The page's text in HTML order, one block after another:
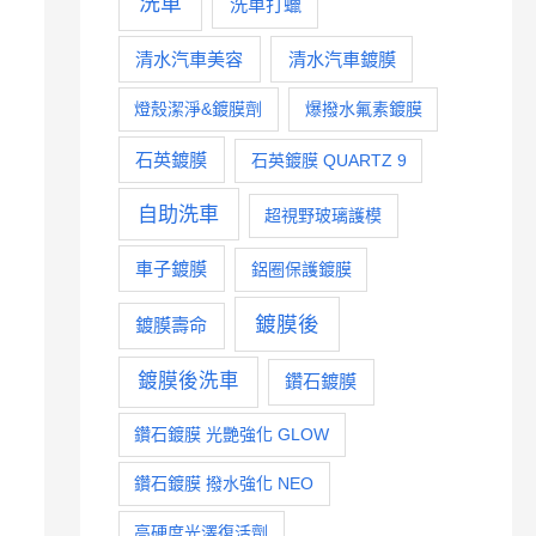
洗車打蠟
清水汽車美容 清水汽車鍍膜
燈殼潔淨&鍍膜劑 爆撥水氟素鍍膜
石英鍍膜 石英鍍膜 QUARTZ 9
自助洗車 超視野玻璃護模
車子鍍膜 鋁圈保護鍍膜
鍍膜壽命 鍍膜後
鍍膜後洗車 鑽石鍍膜
鑽石鍍膜 光艷強化 GLOW
鑽石鍍膜 撥水強化 NEO
高硬度光澤復活劑